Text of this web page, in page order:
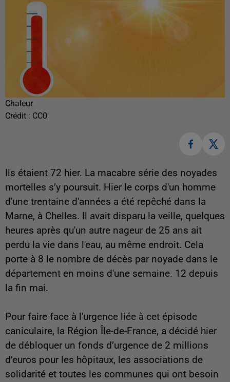
Chaleur
Crédit : CC0
Ils étaient 72 hier. La macabre série des noyades
mortelles s’y poursuit. Hier le corps d'un homme
d'une trentaine d'années a été repêché dans la
Marne, à Chelles. Il avait disparu la veille, quelques
heures après qu'un autre nageur de 25 ans ait
perdu la vie dans l'eau, au même endroit. Cela
porte à 8 le nombre de décès par noyade dans le
département en moins d'une semaine. 12 depuis
la fin mai.
Pour faire face à l'urgence liée à cet épisode
caniculaire, la Région Île-de-France, a décidé hier
de débloquer un fonds d’urgence de 2 millions
d’euros pour les hôpitaux, les associations de
solidarité et toutes les communes qui ont besoin